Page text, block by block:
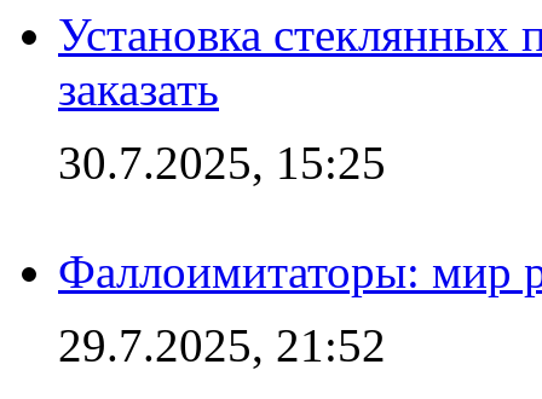
Установка стеклянных
заказать
30.7.2025, 15:25
Фаллоимитаторы: мир
29.7.2025, 21:52